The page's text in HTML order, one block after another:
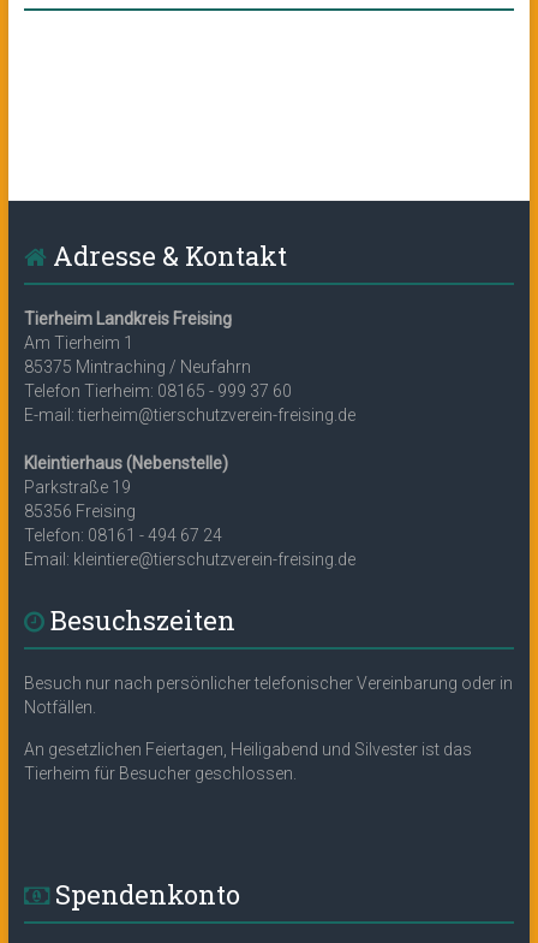
Adresse & Kontakt
Tierheim Landkreis Freising
Am Tierheim 1
85375 Mintraching / Neufahrn
Telefon Tierheim: 08165 - 999 37 60
E-mail: tierheim@tierschutzverein-freising.de
Kleintierhaus (Nebenstelle)
Parkstraße 19
85356 Freising
Telefon: 08161 - 494 67 24
Email: kleintiere@tierschutzverein-freising.de
Besuchszeiten
Besuch nur nach persönlicher telefonischer Vereinbarung oder in
Notfällen.
An gesetzlichen Feiertagen, Heiligabend und Silvester ist das
Tierheim für Besucher geschlossen.
Spendenkonto